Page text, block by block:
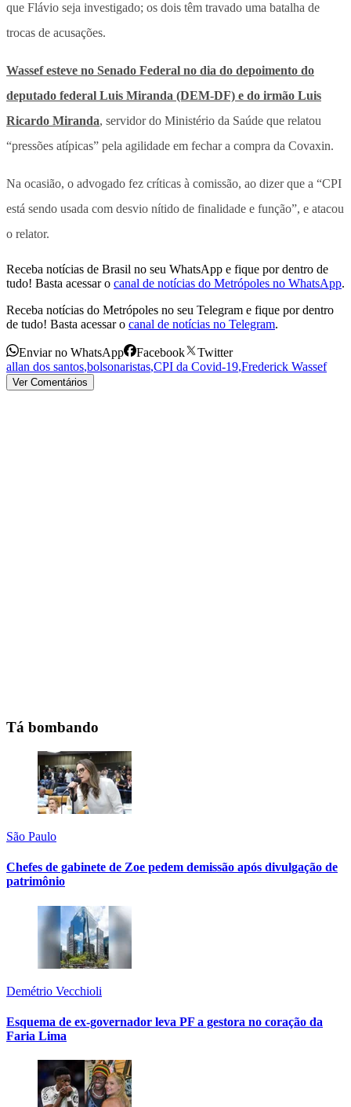
que Flávio seja investigado; os dois têm travado uma batalha de
trocas de acusações.
Wassef esteve no Senado Federal no dia do depoimento do
deputado federal Luis Miranda (DEM-DF) e do irmão Luis
Ricardo Miranda, servidor do Ministério da Saúde que relatou
“pressões atípicas” pela agilidade em fechar a compra da Covaxin.
Na ocasião, o advogado fez críticas à comissão, ao dizer que a “CPI
está sendo usada com desvio nítido de finalidade e função”, e atacou
o relator.
Receba notícias de Brasil no seu WhatsApp e fique por dentro de
tudo! Basta acessar o canal de notícias do Metrópoles no WhatsApp.
Receba notícias do Metrópoles no seu Telegram e fique por dentro
de tudo! Basta acessar o canal de notícias no Telegram.
Enviar no WhatsApp Facebook
Twitter
allan dos santos,bolsonaristas,CPI da Covid-19,Frederick Wassef
Ver Comentários
Tá bombando
São Paulo
Chefes de gabinete de Zoe pedem demissão após divulgação de
patrimônio
Demétrio Vecchioli
Esquema de ex-governador leva PF a gestora no coração da
Faria Lima